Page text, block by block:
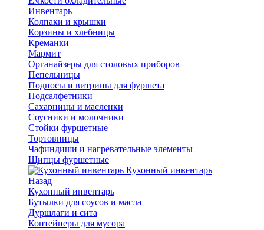
Инвентарь
Колпаки и крышки
Корзины и хлебницы
Креманки
Мармит
Органайзеры для столовых приборов
Пепельницы
Подносы и витрины для фуршета
Подсалфетники
Сахарницы и масленки
Соусники и молочники
Стойки фуршетные
Тортовницы
Чафиндиши и нагревательные элементы
Щипцы фуршетные
Кухонный инвентарь
Назад
Кухонный инвентарь
Бутылки для соусов и масла
Дуршлаги и сита
Контейнеры для мусора